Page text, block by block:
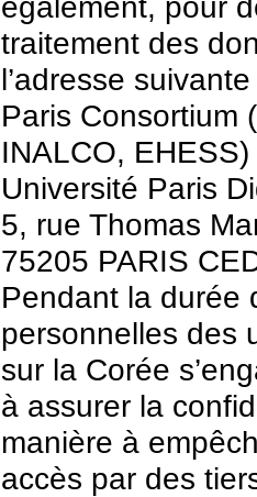
traitement des
l’adresse
Paris Consortium
INALCO, EHESS)
Université Paris
5, rue Thomas
75205 PARIS
Pendant la durée
personnelles des
sur la Corée
à assurer la
manière à
accès par des